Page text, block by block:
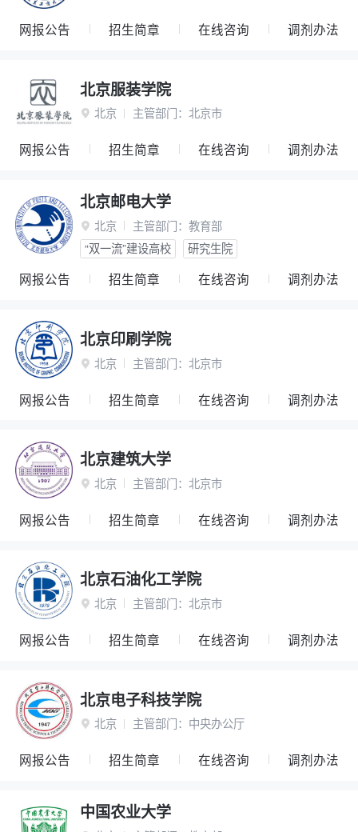
网报公告 招生简章 在线咨询 调剂办法
北京服装学院
 北京 主管部门： 北京市
网报公告 招生简章 在线咨询 调剂办法
北京邮电大学
 北京 主管部门： 教育部
“双一流”建设高校
研究生院
网报公告 招生简章 在线咨询 调剂办法
北京印刷学院
 北京 主管部门： 北京市
网报公告 招生简章 在线咨询 调剂办法
北京建筑大学
 北京 主管部门： 北京市
网报公告 招生简章 在线咨询 调剂办法
北京石油化工学院
 北京 主管部门： 北京市
网报公告 招生简章 在线咨询 调剂办法
北京电子科技学院
 北京 主管部门： 中央办公厅
网报公告 招生简章 在线咨询 调剂办法
中国农业大学